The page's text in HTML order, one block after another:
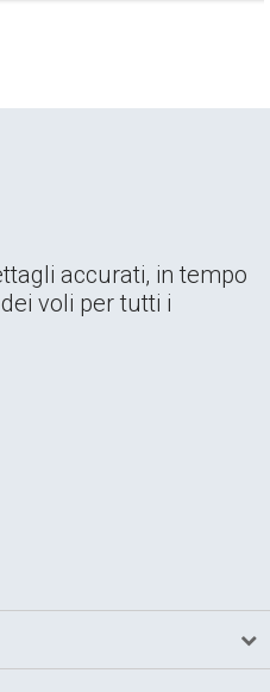
accurati, in tempo
voli per tutti i